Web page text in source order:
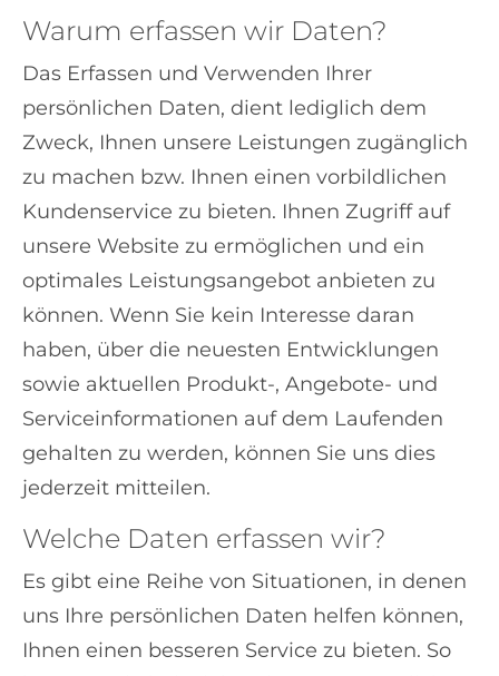
Warum erfassen wir Daten?
Das Erfassen und Verwenden Ihrer
persönlichen Daten, dient lediglich dem
Zweck, Ihnen unsere Leistungen zugänglich
zu machen bzw. Ihnen einen vorbildlichen
Kundenservice zu bieten. Ihnen Zugriff auf
unsere Website zu ermöglichen und ein
optimales Leistungsangebot anbieten zu
können. Wenn Sie kein Interesse daran
haben, über die neuesten Entwicklungen
sowie aktuellen Produkt-, Angebote- und
Serviceinformationen auf dem Laufenden
gehalten zu werden, können Sie uns dies
jederzeit mitteilen.
Welche Daten erfassen wir?
Es gibt eine Reihe von Situationen, in denen
uns Ihre persönlichen Daten helfen können,
Ihnen einen besseren Service zu bieten. So